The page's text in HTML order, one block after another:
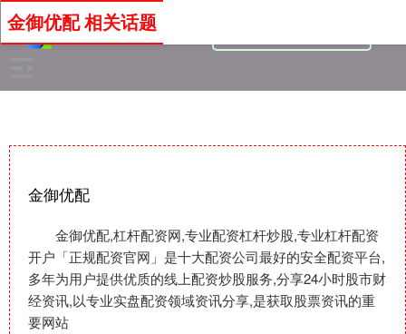
金御优配
金御优配,杠杆配资网,专业配资杠杆炒股,专业杠杆配资
开户「正规配资官网」是十大配资公司最好的安全配资平台,
多年为用户提供优质的线上配资炒股服务,分享24小时股市财
经资讯,以专业实盘配资领域资讯分享,是获取股票资讯的重
要网站
金御优配 相关话题